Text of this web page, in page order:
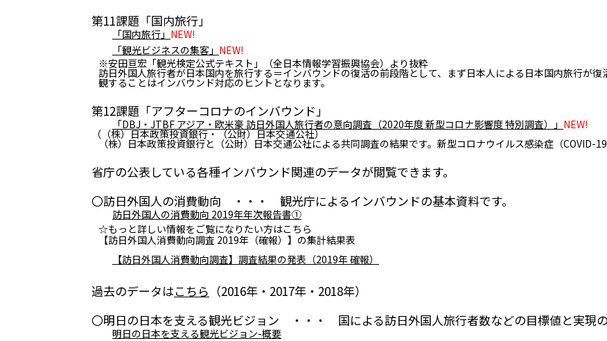
第11課題「国内旅行」
「国内旅行」 NEW!
「観光ビジネスの集客」 NEW!
※安田亘宏「観光検定公式テキスト」（全日本情報学習振興協会）より抜粋
訪日外国人旅行者が日本国内を旅行する＝インバウンドの復活の前段階として、まず日本人による日本国内旅行が
観することはインバウンド対応のヒントとなります。
第12課題「アフターコロナのインバウンド」
「DBJ・JTBF アジア・欧米豪 訪日外国人旅行者の意向調査（2020年度 新型コロナ影響度 特別調査）」 NEW!
（（株）日本政策投資銀行・（公財）日本交通公社）
（株）日本政策投資銀行と（公財）日本交通公社による共同調査の結果です。新型コロナウイルス感染症（COVID-
省庁の公表している各種インバウンド関連のデータが閲覧できます。
〇訪日外国人の消費動向 ・・・ 観光庁によるインバウンドの基本資料です。
訪日外国人の消費動向 2019年年次報告書①
☆もっと詳しい情報をご覧になりたい方はこちら
【訪日外国人消費動向調査 2019年（確報）】の集計結果表
【訪日外国人消費動向調査】調査結果の発表（2019年 確報）
過去のデータはこちら （2016年・2017年・2018年）
〇明日の日本を支える観光ビジョン ・・・ 国による訪日外国人旅行者数などの目標値と実現の
明日の日本を支える観光ビジョン-概要